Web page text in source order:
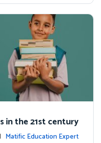
in the 21st century
Matific Education Expert | فبراير 08, 2021 |